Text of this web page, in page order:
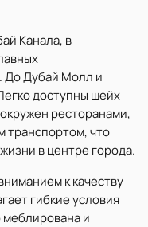
Канала, в
До Дубай Молл и
доступны шейх
ресторанами,
транспортом, что
в центре города.
к качеству
гибкие условия
и